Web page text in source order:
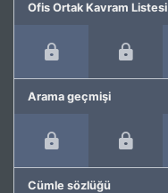
Ofis Ortak Kavram Listesi
Arama geçmişi
Cümle sözlüğü